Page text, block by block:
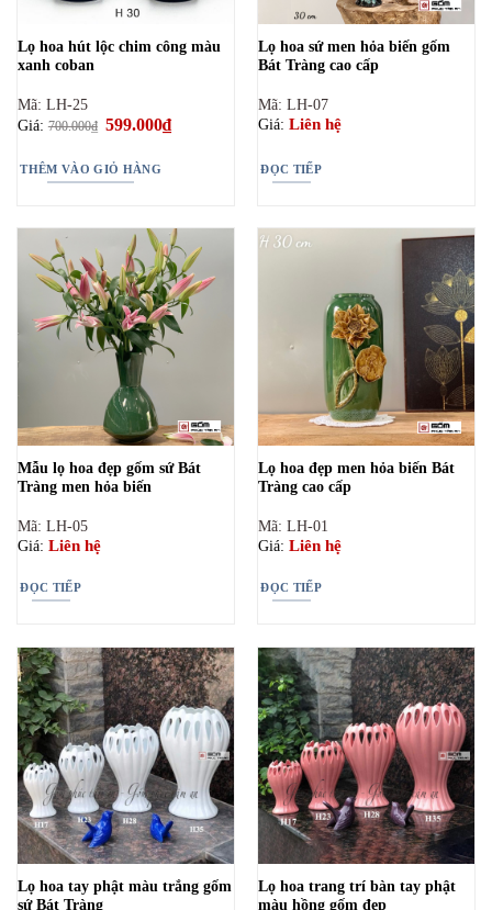
Lọ hoa hút lộc chim công màu
xanh coban
Mã: LH-25
Giá:700.000₫ Giá
700.000₫.
599.000₫Giá
hiện
THÊM VÀO GIỎ HÀNG
Lọ hoa sứ men hỏa biến gốm
Bát Tràng cao cấp
Mã: LH-07
Giá: Liên hệ
ĐỌC TIẾP
Mẫu lọ hoa đẹp gốm sứ Bát
Tràng men hỏa biến
Mã: LH-05
Giá: Liên hệ
ĐỌC TIẾP
Lọ hoa đẹp men hỏa biến Bát
Tràng cao cấp
Mã: LH-01
Giá: Liên hệ
ĐỌC TIẾP
Lọ hoa tay phật màu trắng gốm
sứ Bát Tràng
Lọ hoa trang trí bàn tay phật
màu hồng gốm đẹp